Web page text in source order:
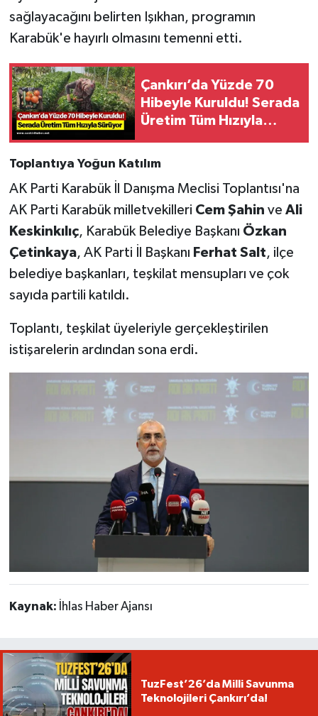
sağlayacağını belirten Işıkhan, programın
Karabük'e hayırlı olmasını temenni etti.
Çankırı’da Yüzde 70
Hibeyle Kuruldu! Serada
Üretim Tüm Hızıyla
Toplantıya Yoğun Katılım
AK Parti Karabük İl Danışma Meclisi Toplantısı'na
AK Parti Karabük milletvekilleri Cem Şahin ve Ali
Keskinkılıç, Karabük Belediye Başkanı Özkan
Çetinkaya, AK Parti İl Başkanı Ferhat Salt, ilçe
belediye başkanları, teşkilat mensupları ve çok
sayıda partili katıldı.
Toplantı, teşkilat üyeleriyle gerçekleştirilen
istişarelerin ardından sona erdi.
Kaynak: İhlas Haber Ajansı
TuzFest’26’da Milli Savunma
Teknolojileri Çankırı’da!